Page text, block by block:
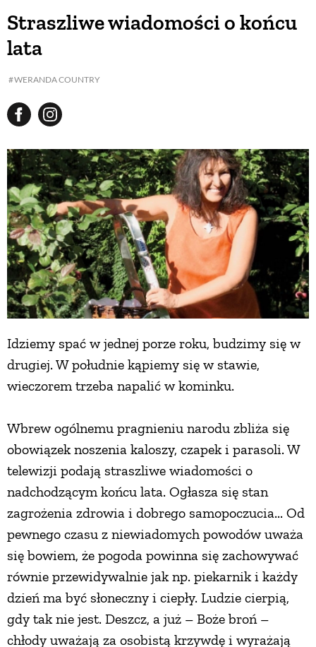
Straszliwe wiadomości o końcu
lata
WERANDA COUNTRY
Idziemy spać w jednej porze roku, budzimy się w
drugiej. W południe kąpiemy się w stawie,
wieczorem trzeba napalić w kominku.
Wbrew ogólnemu pragnieniu narodu zbliża się
obowiązek noszenia kaloszy, czapek i parasoli. W
telewizji podają straszliwe wiadomości o
nadchodzącym końcu lata. Ogłasza się stan
zagrożenia zdrowia i dobrego samopoczucia... Od
pewnego czasu z niewiadomych powodów uważa
się bowiem, że pogoda powinna się zachowywać
równie przewidywalnie jak np. piekarnik i każdy
dzień ma być słoneczny i ciepły. Ludzie cierpią,
gdy tak nie jest. Deszcz, a już – Boże broń –
chłody uważają za osobistą krzywdę i wyrażają